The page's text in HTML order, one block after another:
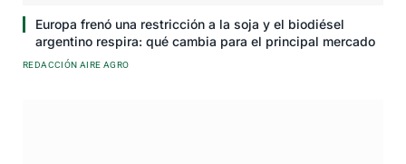
Europa frenó una restricción a la soja y el biodiésel
argentino respira: qué cambia para el principal mercado
REDACCIÓN AIRE AGRO